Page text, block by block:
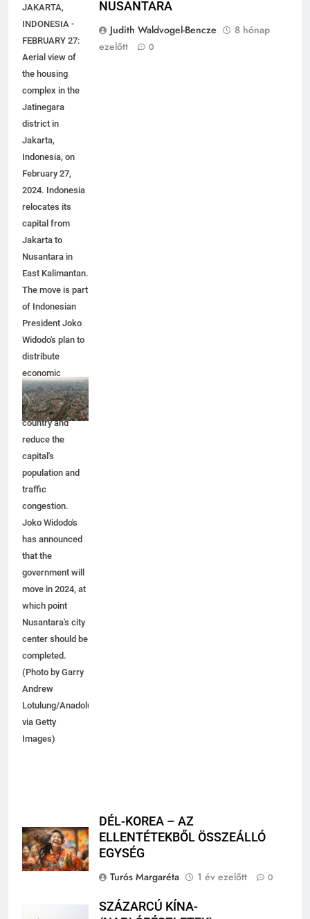
JAKARTA,
INDONESIA -
FEBRUARY 27:
Aerial view of
the housing
complex in the
Jatinegara
district in
Jakarta,
Indonesia, on
February 27,
2024. Indonesia
relocates its
capital from
Jakarta to
Nusantara in
East Kalimantan.
The move is part
of Indonesian
President Joko
Widodo's plan to
distribute
economic
activity
throughout the
country and
reduce the
capital's
population and
congestion.
Joko Widodo's
has announced
government will
move in 2024, at
which point
Nusantara's city
center should be
completed.
(Photo by Garry
Andrew
Lotulung/Anadolu
via Getty
Judith Waldvogel-Bencze
DÉL-KOREA – AZ
ELLENTÉTEKBŐL ÖSSZEÁLLÓ